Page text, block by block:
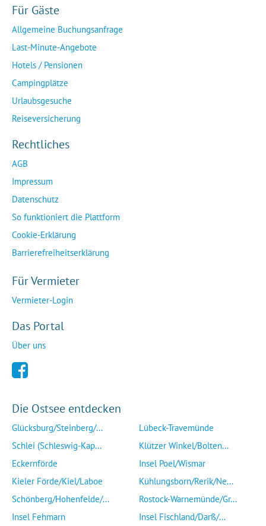
Für Gäste
Allgemeine Buchungsanfrage
Last-Minute-Angebote
Hotels / Pensionen
Campingplätze
Urlaubsgesuche
Reiseversicherung
Rechtliches
AGB
Impressum
Datenschutz
So funktioniert die Plattform
Cookie-Erklärung
Barrierefreiheitserklärung
Für Vermieter
Vermieter-Login
Das Portal
Über uns
Die Ostsee entdecken
Glücksburg/Steinberg/...
Schlei (Schleswig-Kap...
Eckernförde
Kieler Förde/Kiel/Laboe
Schönberg/Hohenfelde/...
Insel Fehmarn
Lübeck-Travemünde
Klützer Winkel/Bolten...
Insel Poel/Wismar
Kühlungsborn/Rerik/Ne...
Rostock-Warnemünde/Gr...
Insel Fischland/Darß/...